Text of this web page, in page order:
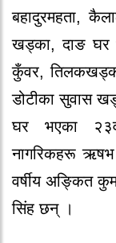
बहादुरमहता,
खड्का,दाङ घर
कुँवर,तिलक
डोटीका सुवास
घर
भएका २३
नागरिकहरू ऋषभ
वर्षीय अङ्कित
सिंह छन् ।